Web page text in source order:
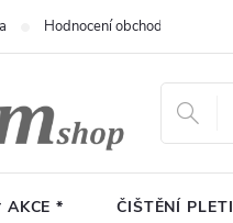
Hodnocení obchodu
AKCE * ČIŠTĚNÍ PLETI